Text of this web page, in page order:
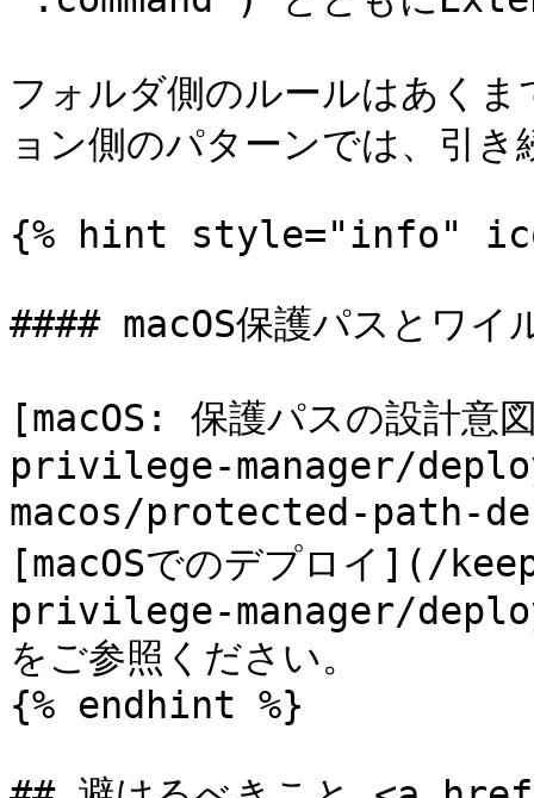
フォルダ側のルールはあく
ョン側のパターンでは、引
{% hint style="info"
#### macOS保護パスとワイ
[macOS: 保護パスの設計
privilege-manager/
macos/protected-path-
[macOSでのデプロイ](/
privilege-manager/
をご参照ください。
{% endhint %}